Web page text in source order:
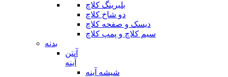
بلبرینگ کلاچ
دو شاخ کلاچ
دیسک و صفحه کلاچ
سیم کلاچ و پمپ کلاچ
بدنه
آنتن
آینه
شیشه آینه